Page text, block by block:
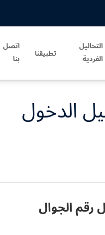
التحاليل
الفردية تطبيقنا اتصل
بنا
الدخول
رقم الجوال